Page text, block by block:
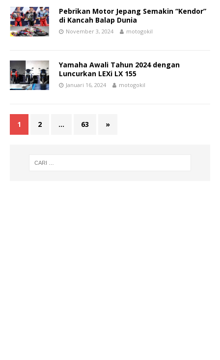
Pebrikan Motor Jepang Semakin “Kendor”
di Kancah Balap Dunia
November 3, 2024 motogokil
Yamaha Awali Tahun 2024 dengan
Luncurkan LEXi LX 155
Januari 16, 2024 motogokil
1 2 … 63 »